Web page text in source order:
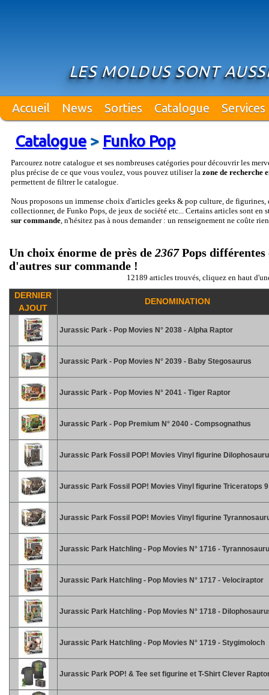
LES MOLDUS SONT
Accueil News Sorties Catalogue Services
Catalogue> Funko Pop
Parcourez notre catalogue et ses nombreuses catégories pour découvrir les
plus précise de ce que vous voulez, vous pouvez utiliser la zone de recherche
permettent de filtrer le catalogue.
Nous proposons un immense choix d'articles geeks & pop culture, de figurines,
collectionner, de Funko Pops, de jeux de société etc... Certains articles sont en
sur commande, n'hésitez pas à nous demander : un renseignement ne coûte
Un choix énorme de près de 2367Pops différentes
d'autres sur commande !
12189 articles trouvés, cliquez en haut
DERNIER
AJOUT
DENOMINATION
Jurassic Park - Pop Movies N° 2038 - Alpha Raptor
Jurassic Park - Pop Movies N° 2039 - Baby Stegosaurus
Jurassic Park - Pop Movies N° 2041 - Tiger Raptor
Jurassic Park - Pop Premium N° 2040 - Compsognathus
Jurassic Park Fossil POP! Movies Vinyl figurine
Jurassic Park Fossil POP! Movies Vinyl figurine Triceratops
Jurassic Park Fossil POP! Movies Vinyl figurine
Jurassic Park Hatchling - Pop Movies N° 1716 -
Jurassic Park Hatchling - Pop Movies N° 1717 - Velociraptor
Jurassic Park Hatchling - Pop Movies N° 1718 -
Jurassic Park Hatchling - Pop Movies N° 1719 - Stygimoloch
Jurassic Park POP! & Tee set figurine et T-Shirt Clever